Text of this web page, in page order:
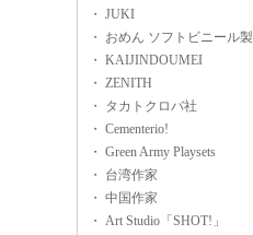
・ JUKI
・ おめん ソフトビニール製
・ KAIJINDOUMEI
・ ZENITH
・ タカトクロバ社
・ Cementerio!
・ Green Army Playsets
・ 台湾作家
・ 中国作家
・ Art Studio「SHOT!」